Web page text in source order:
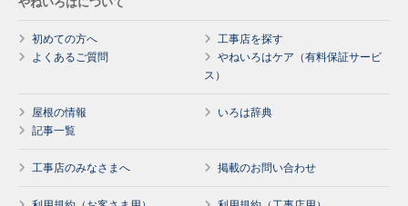
初めての方へ
工事店を探す
よくあるご質問
やねいろはケア（有料保証サービ
ス）
屋根の情報
いろは辞典
記事一覧
工事店のみなさまへ 掲載のお問い合わせ